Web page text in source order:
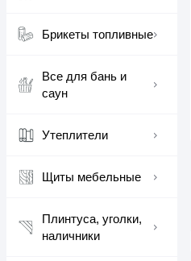
Брикеты топливные
Все для бань и
саун
Утеплители
Щиты мебельные
Плинтуса, уголки,
наличники